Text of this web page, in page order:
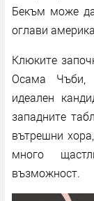
Бекъм може
оглави
Клюките
Осама Чъби,
идеален
западните
вътрешни
много
възможност.